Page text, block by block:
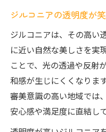
ジルコニアの透明度が
ジルコニアは、その高い
に近い自然な美しさを実
ことで、光の透過や反射
和感が生じにくくなりま
審美意識の高い地域では
安心感や満足度に直結し